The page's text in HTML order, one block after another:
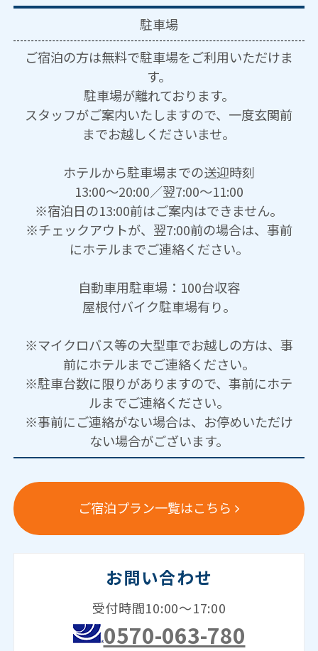
駐車場
ご宿泊の方は無料で駐車場をご利用いただけま
す。
駐車場が離れております。
スタッフがご案内いたしますので、一度玄関前
までお越しくださいませ。
ホテルから駐車場までの送迎時刻
13:00～20:00／翌7:00～11:00
※宿泊日の13:00前はご案内はできません。
※チェックアウトが、翌7:00前の場合は、事前
にホテルまでご連絡ください。
自動車用駐車場：100台収容
屋根付バイク駐車場有り。
※マイクロバス等の大型車でお越しの方は、事
前にホテルまでご連絡ください。
※駐車台数に限りがありますので、事前にホテ
ルまでご連絡ください。
※事前にご連絡がない場合は、お停めいただけ
ない場合がございます。
ご宿泊プラン一覧はこちら
お問い合わせ
受付時間10:00～17:00
0570-063-780